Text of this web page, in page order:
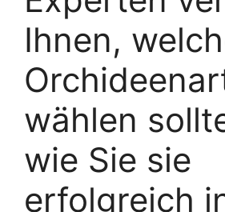
Ihnen,
wählen
wie Sie sie
erfolgreich